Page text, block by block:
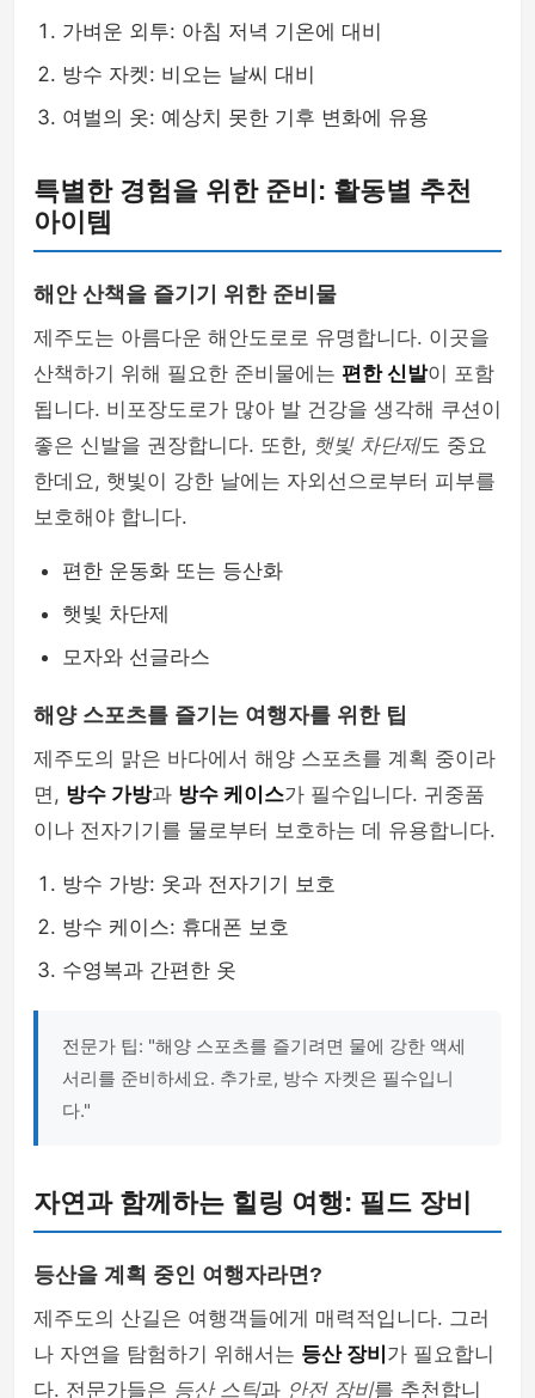
가벼운 외투: 아침 저녁 기온에 대비
방수 자켓: 비오는 날씨 대비
여벌의 옷: 예상치 못한 기후 변화에 유용
특별한 경험을 위한 준비: 활동별 추천
아이템
해안 산책을 즐기기 위한 준비물
제주도는 아름다운 해안도로로 유명합니다. 이곳을
산책하기 위해 필요한 준비물에는 편한 신발이 포함
됩니다. 비포장도로가 많아 발 건강을 생각해 쿠션이
좋은 신발을 권장합니다. 또한, 햇빛 차단제도 중요
한데요, 햇빛이 강한 날에는 자외선으로부터 피부를
보호해야 합니다.
편한 운동화 또는 등산화
햇빛 차단제
모자와 선글라스
해양 스포츠를 즐기는 여행자를 위한 팁
제주도의 맑은 바다에서 해양 스포츠를 계획 중이라
면, 방수 가방과 방수 케이스가 필수입니다. 귀중품
이나 전자기기를 물로부터 보호하는 데 유용합니다.
방수 가방: 옷과 전자기기 보호
방수 케이스: 휴대폰 보호
수영복과 간편한 옷
전문가 팁: "해양 스포츠를 즐기려면 물에 강한 액세
서리를 준비하세요. 추가로, 방수 자켓은 필수입니
다."
자연과 함께하는 힐링 여행: 필드 장비
등산을 계획 중인 여행자라면?
제주도의 산길은 여행객들에게 매력적입니다. 그러
나 자연을 탐험하기 위해서는 등산 장비 가 필요합니
다. 전문가들은 등산 스틱과 안전 장비를 추천합니